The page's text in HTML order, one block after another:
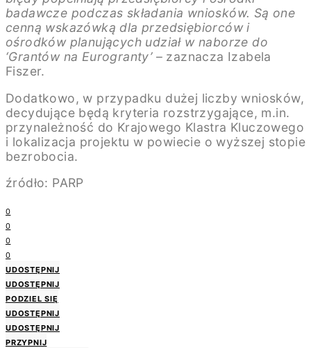
badawcze podczas składania wniosków. Są one
cenną wskazówką dla przedsiębiorców i
ośrodków planujących udział w naborze do
‘Grantów na Eurogranty’ – zaznacza Izabela
Fiszer.
Dodatkowo, w przypadku dużej liczby wniosków,
decydujące będą kryteria rozstrzygające, m.in.
przynależność do Krajowego Klastra Kluczowego
i lokalizacja projektu w powiecie o wyższej stopie
bezrobocia.
źródło: PARP
0
0
0
0
UDOSTĘPNIJ
UDOSTĘPNIJ
PODZIEL SIĘ
UDOSTĘPNIJ
UDOSTĘPNIJ
PRZYPNIJ